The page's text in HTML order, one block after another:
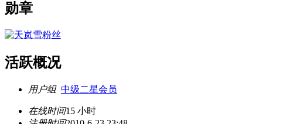
勋章
活跃概况
用户组 中级二星会员
在线时间15 小时